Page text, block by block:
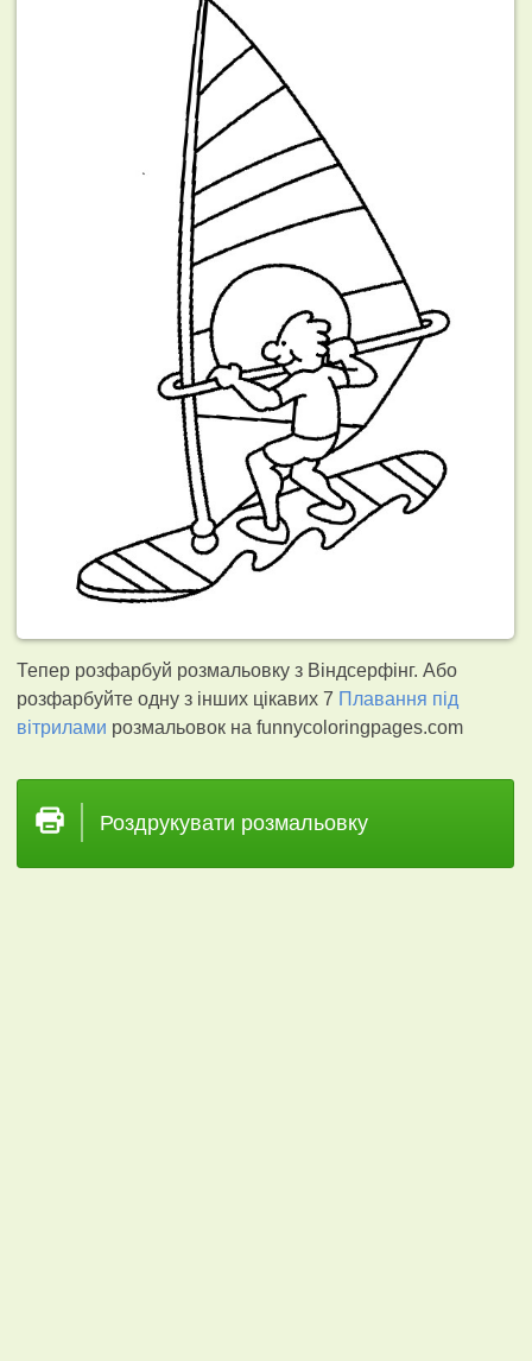
Тепер розфарбуй розмальовку з Віндсерфінг. Або
розфарбуйте одну з інших цікавих 7 Плавання під
вітрилами розмальовок на funnycoloringpages.com
Роздрукувати розмальовку